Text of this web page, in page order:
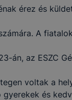
érez és
A
az ESZC
voltak a
és